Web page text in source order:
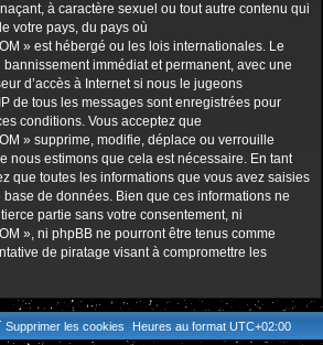
à caractère sexuel ou tout autre contenu qui
votre pays, du pays où
» est hébergé ou les lois internationales. Le
immédiat et permanent, avec une
d’accès à Internet si nous le jugeons
de tous les messages sont enregistrées pour
conditions. Vous acceptez que
» supprime, modifie, déplace ou verrouille
nous estimons que cela est nécessaire. En tant
que toutes les informations que vous avez saisies
de données. Bien que ces informations ne
partie sans votre consentement, ni
», ni phpBB ne pourront être tenus comme
de piratage visant à compromettre les
Heures au format UTC+02:00
Supprimer les cookies